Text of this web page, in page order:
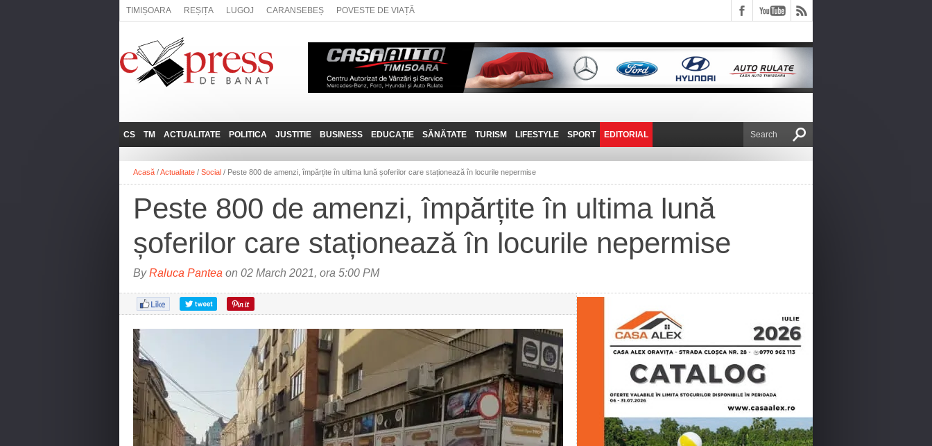
TIMIȘOARA REȘIȚA LUGOJ CARANSEBEȘ POVESTE DE VIAȚĂ
CS
REȘIȚA
CARANSEBEȘ
ANINA
BOCŞA
MOLDOVA NOUĂ
ORAVIȚA
OȚELU ROŞU
TM
LUGOJ
TIMIȘOARA
ACTUALITATE
ADMINISTRATIE
NAȚIONAL
SOCIAL
POLITICA
EXPRESSLIVE
INTERVIURILE
JUSTITIE BUSINESS
JOB-URI
TEHNIT
EDUCAȚIE SĂNĂTATE TURISM
PRIN MUNȚII
BANATULUI
FANTASTICUL BANAT
TRAVEL VLOG
LIFESTYLE
POVESTE DE VIAȚĂ
SPORT EDITORIAL
DE VICTOR NAFIRU
Acasă /Actualitate / Social / Peste 800 de amenzi, împărțite în ultima lună șoferilor care staționează în locurile nepermise
Peste 800 de amenzi, împărțite în ultima lună
șoferilor care staționează în locurile nepermise
ByRaluca Pantea on 02 March 2021, ora 5:00 PM